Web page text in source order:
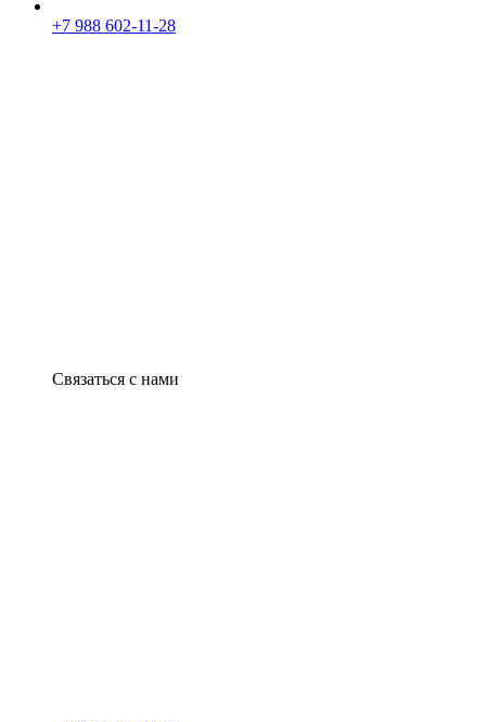
+7 988 602-11-28
Связаться с нами